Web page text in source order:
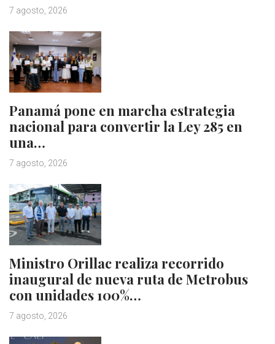
7 agosto, 2026
Panamá pone en marcha estrategia
nacional para convertir la Ley 285 en
una…
7 agosto, 2026
Ministro Orillac realiza recorrido
inaugural de nueva ruta de Metrobus
con unidades 100%…
7 agosto, 2026